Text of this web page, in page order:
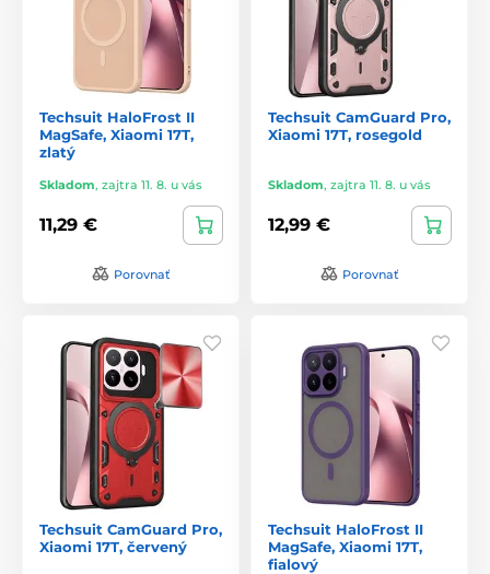
Techsuit HaloFrost II
MagSafe, Xiaomi 17T,
zlatý
Skladom, zajtra 11. 8. u vás
11,29 €
Porovnať
Techsuit CamGuard Pro,
Xiaomi 17T, rosegold
Skladom, zajtra 11. 8. u vás
12,99 €
Porovnať
Techsuit CamGuard Pro,
Xiaomi 17T, červený
Techsuit HaloFrost II
MagSafe, Xiaomi 17T,
fialový